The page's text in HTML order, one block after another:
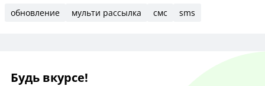
обновление мульти рассылка смс sms
Будь вкурсе!